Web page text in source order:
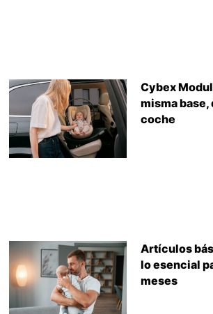
Cybex
misma base,
coche
Artículos
lo esencial
meses